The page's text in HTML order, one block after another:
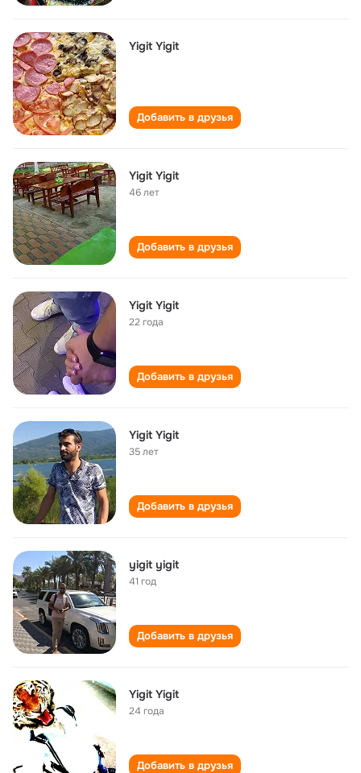
Yigit Yigit
Добавить в друзья
Yigit Yigit
46 лет
Добавить в друзья
Yigit Yigit
22 года
Добавить в друзья
Yigit Yigit
35 лет
Добавить в друзья
yigit yigit
41 год
Добавить в друзья
Yigit Yigit
24 года
Добавить в друзья